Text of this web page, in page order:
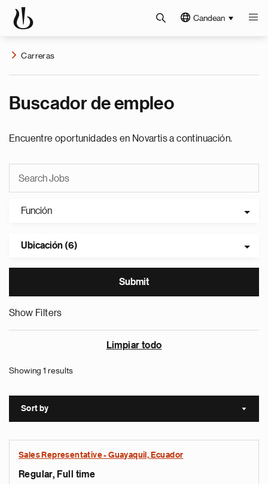
Candean
Carreras
Buscador de empleo
Encuentre oportunidades en Novartis a continuación.
Función
Ubicación (6)
Show Filters
Limpiar todo
Showing 1 results
Sort by Sort
Sales Representative - Guayaquil, Ecuador
Regular, Full time